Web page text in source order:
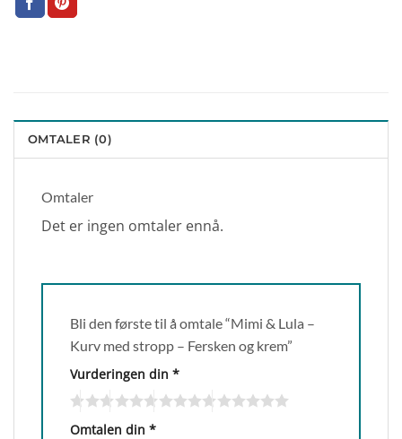
OMTALER (0)
Omtaler
Det er ingen omtaler ennå.
Bli den første til å omtale “Mimi & Lula –
Kurv med stropp – Fersken og krem”
Vurderingen din *
Omtalen din *